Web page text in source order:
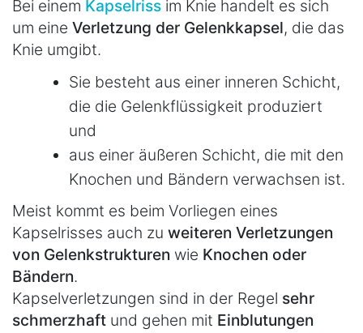
Bei einem Kapselriss im Knie handelt es sich
um eine Verletzung der Gelenkkapsel, die das
Knie umgibt.
Sie besteht aus einer inneren Schicht,
die die Gelenkflüssigkeit produziert
und
aus einer äußeren Schicht, die mit den
Knochen und Bändern verwachsen ist.
Meist kommt es beim Vorliegen eines
Kapselrisses auch zu weiteren Verletzungen
von Gelenkstrukturen wie Knochen oder
Bändern.
Kapselverletzungen sind in der Regel sehr
schmerzhaft und gehen mit Einblutungen